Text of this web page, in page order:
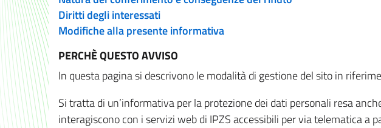
Diritti degli interessati
Modifiche alla presente informativa
PERCHÈ QUESTO AVVISO
In questa pagina si descrivono le modalità di gestione del sito in
Si tratta di un’informativa per la protezione dei dati personali resa
interagiscono con i servizi web di IPZS accessibili per via telematica a